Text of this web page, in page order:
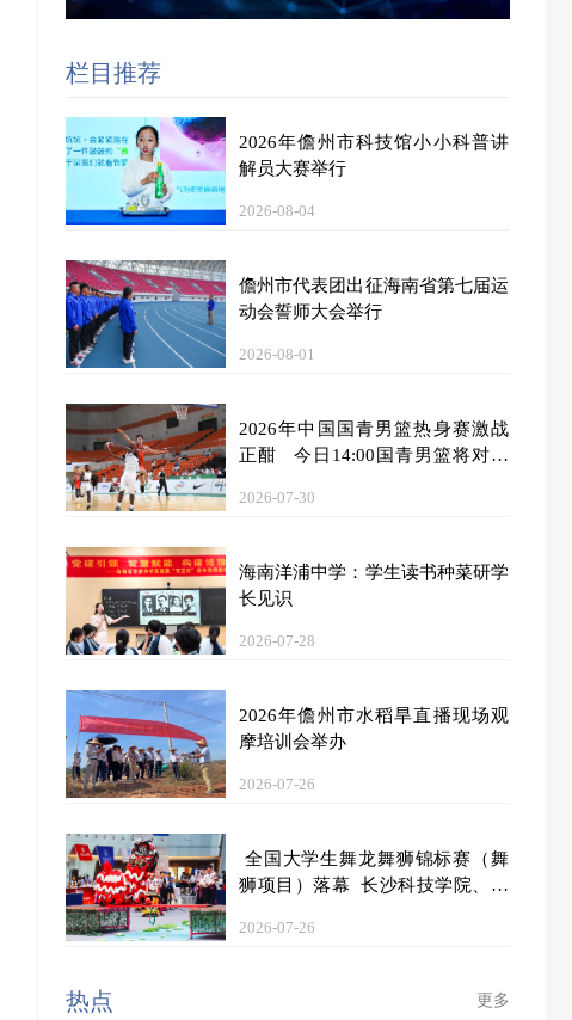
栏目推荐
2026年儋州市科技馆小小科普讲
解员大赛举行
2026-08-04
儋州市代表团出征海南省第七届运
动会誓师大会举行
2026-08-01
2026年中国国青男篮热身赛激战
正酣 今日14:00国青男篮将对阵
2026-07-30
海南洋浦中学：学生读书种菜研学
长见识
2026-07-28
2026年儋州市水稻旱直播现场观
摩培训会举办
2026-07-26
全国大学生舞龙舞狮锦标赛（舞
狮项目）落幕 长沙科技学院、长
范大学分获甲乙丙组第一名
2026-07-26
热点 更多